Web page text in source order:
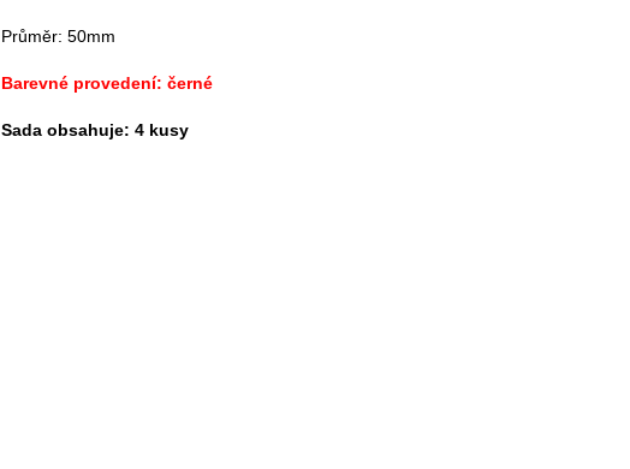
Průměr: 50mm
Barevné provedení: černé
Sada obsahuje: 4 kusy